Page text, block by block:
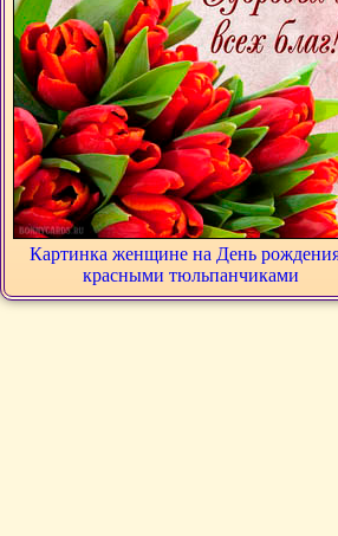
Картинка женщине на День
красными тюльпанчиками